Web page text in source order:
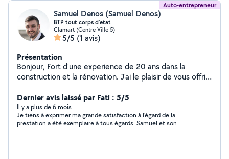
Auto-entrepreneur
Samuel Denos (Samuel Denos)
BTP tout corps d'etat
Clamart (Centre Ville 5)
5/5 (1 avis)
Présentation
Bonjour, Fort d'une experience de 20 ans dans la
construction et la rénovation. J'ai le plaisir de vous offrir
Dernier avis laissé par Fati : 5/5
Il y a plus de 6 mois
Je tiens à exprimer ma grande satisfaction à l'égard de la
prestation a été exemplaire à tous égards. Samuel et son